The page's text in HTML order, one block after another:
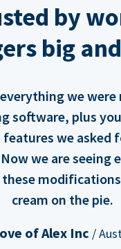
by
big
we were
software, plus
we asked
we are seeing
cream on the pie.
of Alex Inc /